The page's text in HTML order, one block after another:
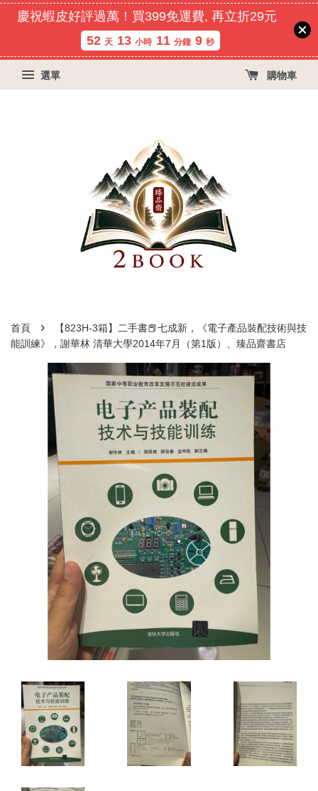
慶祝蝦皮好評過萬！買399免運費, 再立折29元
52 天 13 小時 11 分鐘 9 秒
選單 購物車
首頁 ›
【823H-3箱】二手書📕七成新，《電子產品裝配技術與技
能訓練》，謝華林 清華大學2014年7月（第1版）、臻品齋書店